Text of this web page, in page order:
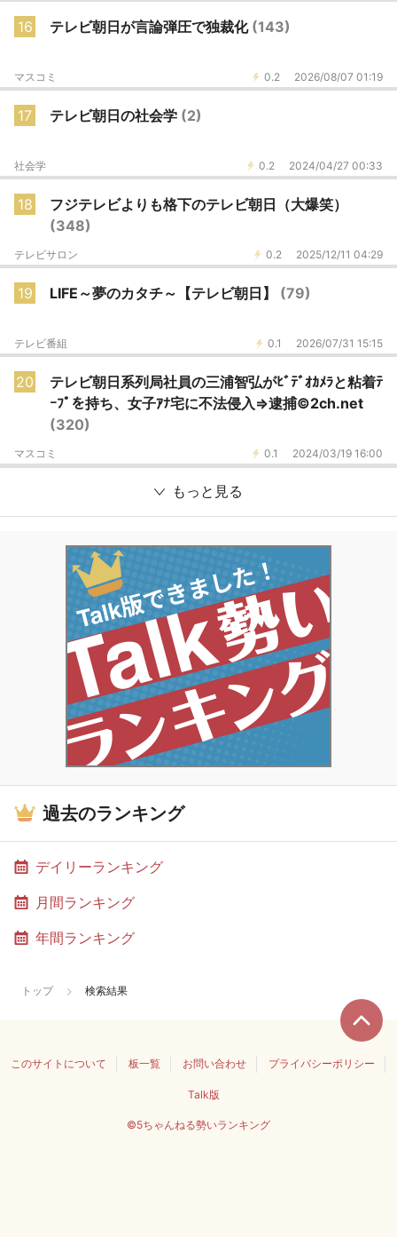
16 テレビ朝日が言論弾圧で独裁化 (143)
0.2 2026/08/07 01:19
マスコミ
17 テレビ朝日の社会学 (2)
0.2 2024/04/27 00:33
社会学
18
フジテレビよりも格下のテレビ朝日（大爆笑）
(348)
0.2 2025/12/11 04:29
テレビサロン
19 LIFE～夢のカタチ～【テレビ朝日】 (79)
0.1 2026/07/31 15:15
テレビ番組
20
テレビ朝日系列局社員の三浦智弘がﾋﾞﾃﾞｵｶﾒﾗと粘着ﾃ
ｰﾌﾟを持ち、女子ｱﾅ宅に不法侵入⇒逮捕©2ch.net
(320)
0.1 2024/03/19 16:00
マスコミ
もっと見る
過去のランキング
デイリーランキング
月間ランキング
年間ランキング
トップ 検索結果
このサイトについて 板一覧 お問い合わせ プライバシーポリシー
Talk版
©5ちゃんねる勢いランキング